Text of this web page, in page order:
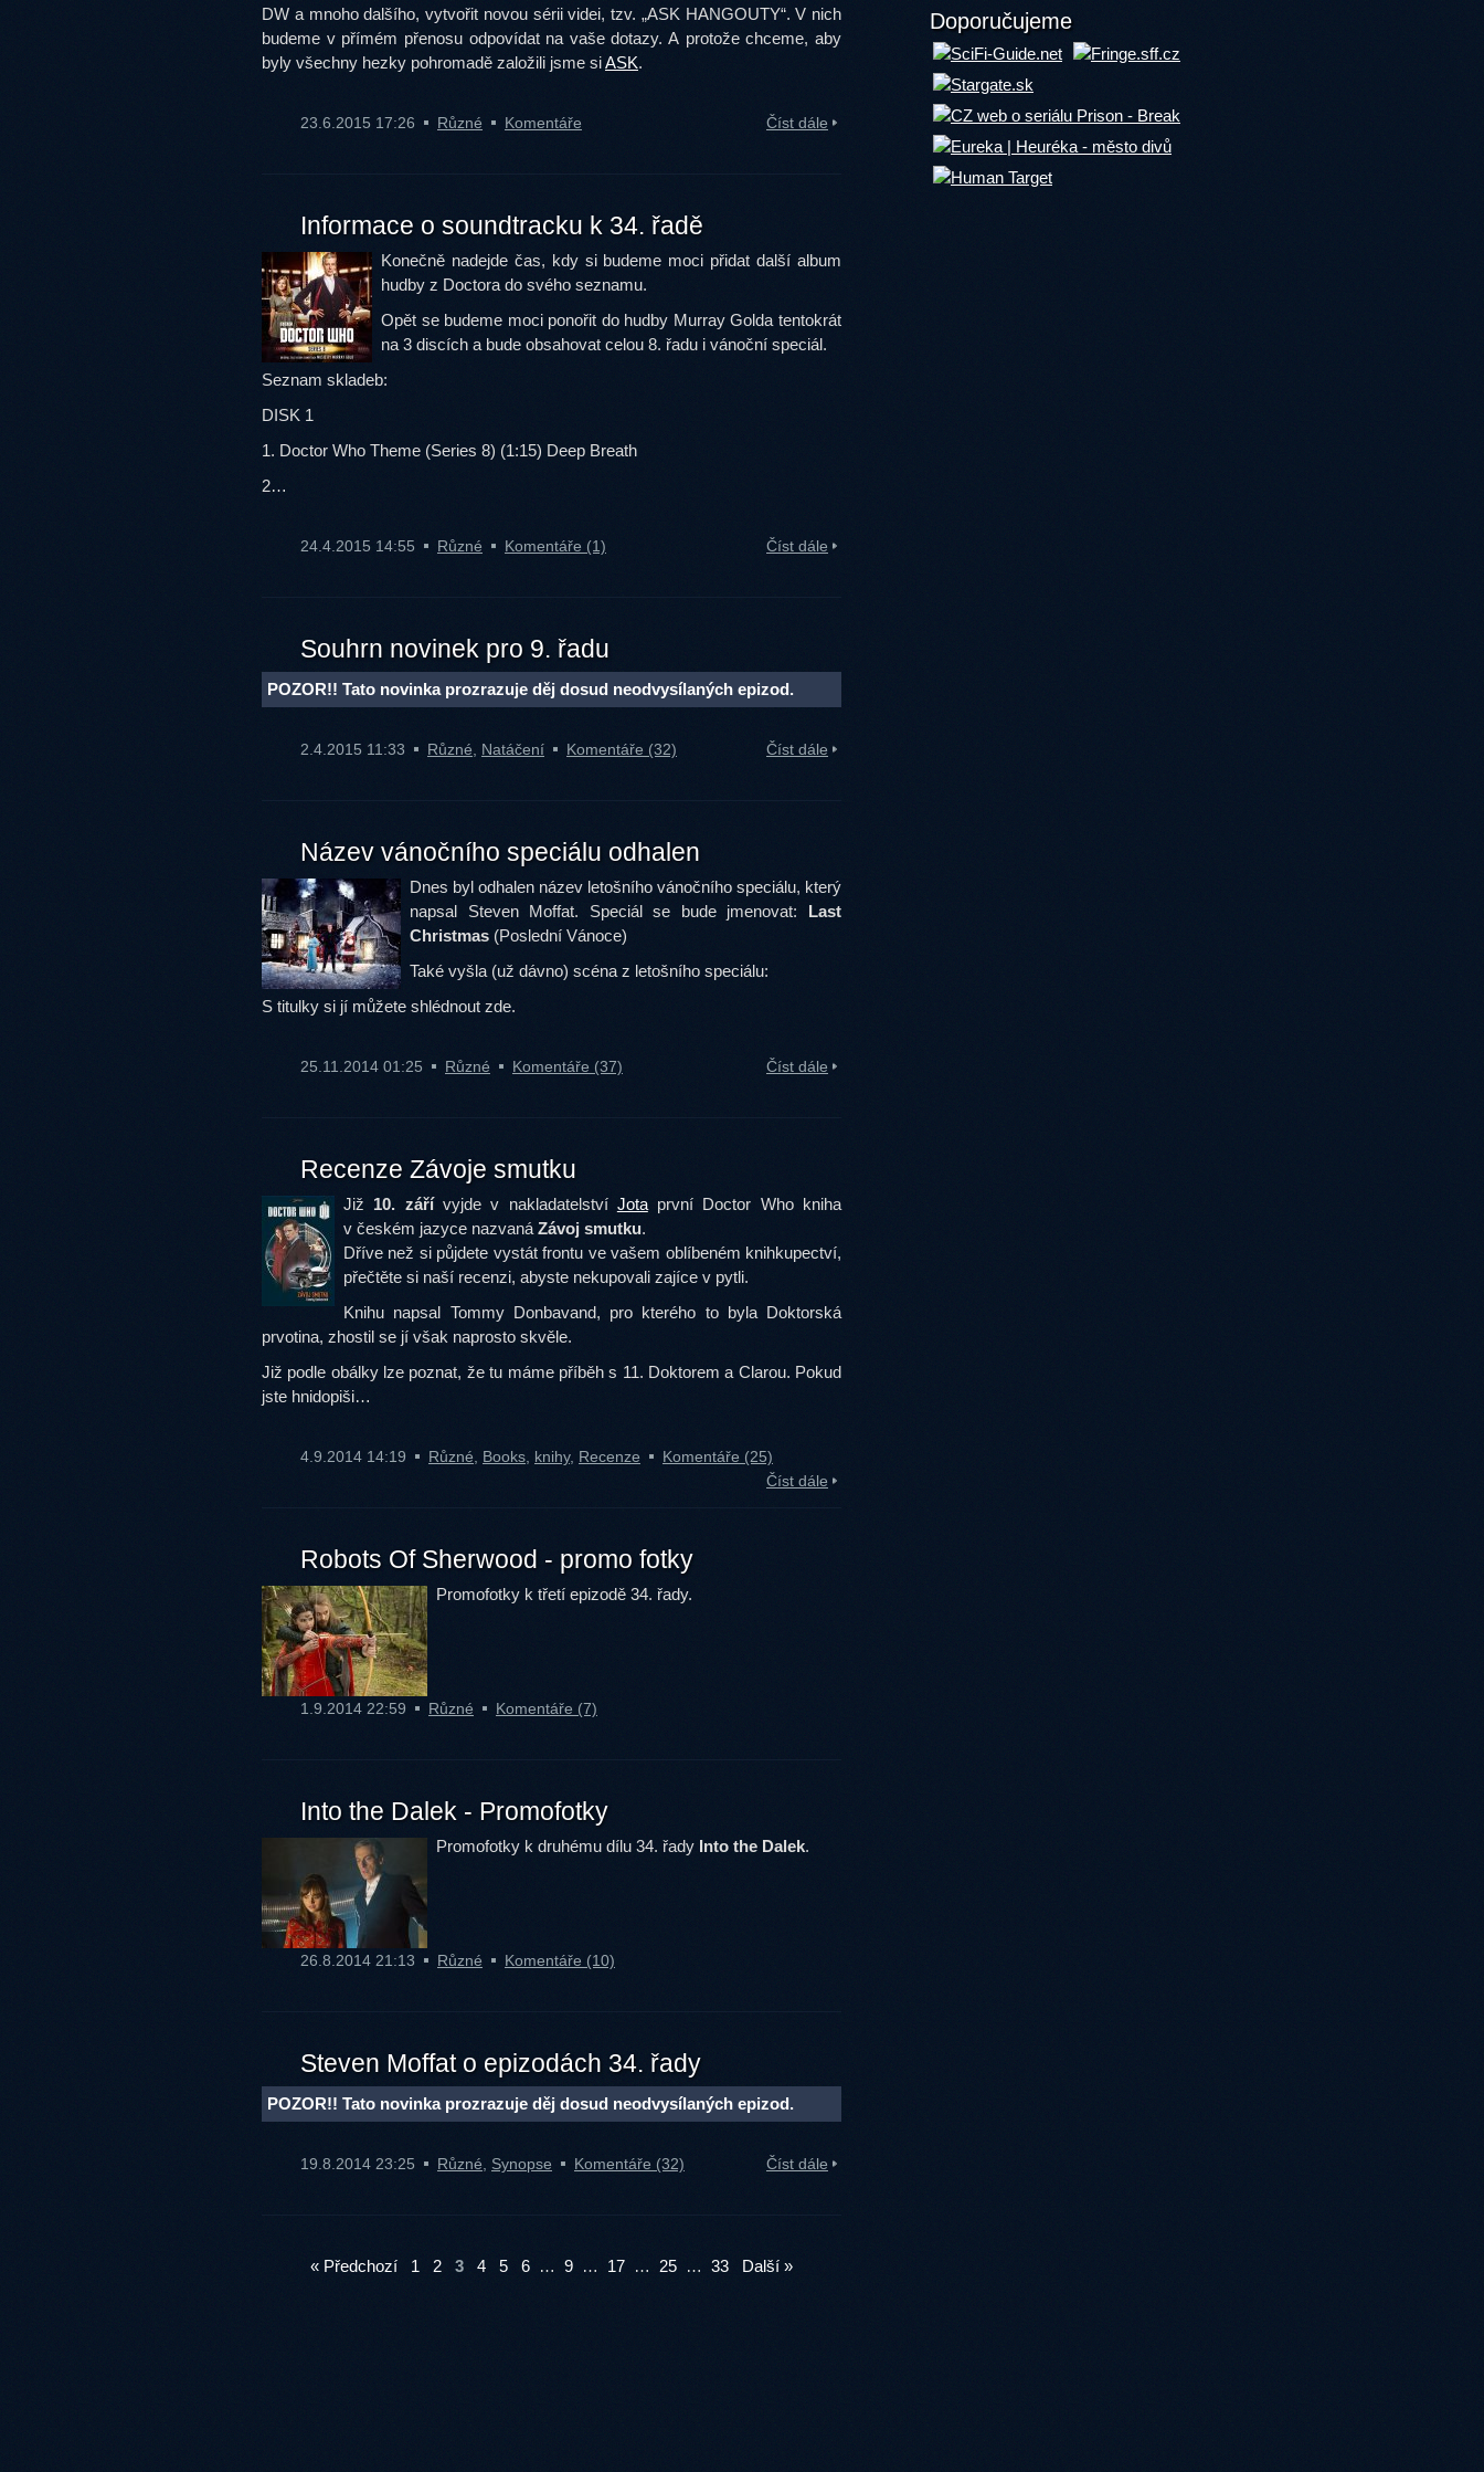
DW a mnoho dalšího, vytvořit novou sérii videi, tzv. „ASK HANGOUTY“. V nich
budeme v přímém přenosu odpovídat na vaše dotazy. A protože chceme, aby
byly všechny hezky pohromadě založili jsme siASK.
23.6.2015 17:26 Různé Komentáře Číst dále
Informace o soundtracku k 34. řadě
Konečně nadejde čas, kdy si budeme moci přidat další album
hudby z Doctora do svého seznamu.
Opět se budeme moci ponořit do hudby Murray Golda tentokrát
na 3 discích a bude obsahovat celou 8. řadu i vánoční speciál.
Seznam skladeb:
DISK 1
1. Doctor Who Theme (Series 8) (1:15) Deep Breath
2…
24.4.2015 14:55 Různé Komentáře (1) Číst dále
Souhrn novinek pro 9. řadu
POZOR!! Tato novinka prozrazuje děj dosud neodvysílaných epizod.
2.4.2015 11:33 Různé Natáčení Komentáře (32) Číst dále
Název vánočního speciálu odhalen
Dnes byl odhalen název letošního vánočního speciálu, který
napsal Steven Moffat. Speciál se bude jmenovat: Last
Christmas (Poslední Vánoce)
Také vyšla (už dávno) scéna z letošního speciálu:
S titulky si jí můžete shlédnout zde.
25.11.2014 01:25 Různé Komentáře (37) Číst dále
Recenze Závoje smutku
Již 10. září vyjde v nakladatelství Jotaprvní Doctor Who kniha
v českém jazyce nazvaná Závoj smutku.
Dříve než si půjdete vystát frontu ve vašem oblíbeném knihkupectví,
přečtěte si naší recenzi, abyste nekupovali zajíce v pytli.
Knihu napsal Tommy Donbavand, pro kterého to byla Doktorská
prvotina, zhostil se jí však naprosto skvěle.
Již podle obálky lze poznat, že tu máme příběh s 11. Doktorem a Clarou. Pokud
jste hnidopiši…
4.9.2014 14:19 Různé Books knihy, Recenze
Komentáře (25)
Číst dále
Robots Of Sherwood - promo fotky
Promofotky k třetí epizodě 34. řady.
1.9.2014 22:59 Různé Komentáře (7)
Into the Dalek - Promofotky
Promofotky k druhému dílu 34. řady Into the Dalek.
26.8.2014 21:13 Různé Komentáře (10)
Steven Moffat o epizodách 34. řady
POZOR!! Tato novinka prozrazuje děj dosud neodvysílaných epizod.
19.8.2014 23:25 Různé Synopse Komentáře (32) Číst dále
« Předchozí 1 2 3 4 5 6 … 9 … 17 … 25 … 33 Další »
Doporučujeme